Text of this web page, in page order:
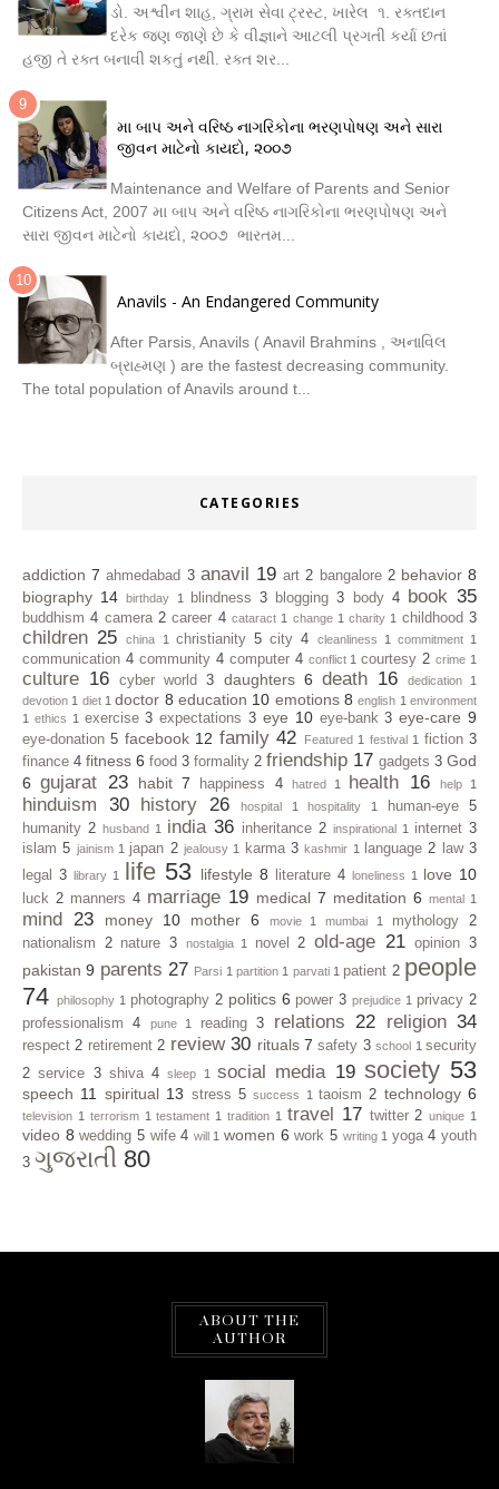
ડો. અશ્વીન શાહ, ગ્રામ સેવા ટ્રસ્ટ, ખારેલ ૧. રક્તદાન
દરેક જણ જાણે છે કે વીજ્ઞાને આટલી પ્રગતી કર્યા છતાં
હજી તે રક્ત બનાવી શકતું નથી. રક્ત શર...
મા બાપ અને વરિષ્ઠ નાગરિકોના ભરણપોષણ અને સારા
જીવન માટેનો કાયદો, ૨૦૦૭
Maintenance and Welfare of Parents and Senior
Citizens Act, 2007 મા બાપ અને વરિષ્ઠ નાગરિકોના ભરણપોષણ અને
સારા જીવન માટેનો કાયદો, ૨૦૦૭ ભારતમ...
Anavils - An Endangered Community
After Parsis, Anavils ( Anavil Brahmins , અનાવિલ
બ્રાહ્મણ ) are the fastest decreasing community.
The total population of Anavils around t...
CATEGORIES
addiction 7 ahmedabad 3 anavil 19 art 2 bangalore 2 behavior 8
biography 14 birthday 1 blindness 3 blogging 3 body 4 book 35
buddhism 4 camera 2 career 4 cataract 1 change 1 charity 1 childhood 3
children 25 china 1 christianity 5 city 4 cleanliness 1 commitment 1
communication 4 community 4 computer 4 conflict 1 courtesy 2 crime 1
culture 16 cyber world 3 daughters 6 death 16 dedication
1
devotion 1 diet 1 doctor 8 education 10 emotions 8 english 1 environment
1 ethics 1 exercise 3 expectations 3 eye 10 eye-bank 3 eye-care 9
eye-donation 5 facebook 12 family 42 Featured 1 festival 1 fiction 3
finance 4 fitness 6 food 3 formality 2 friendship 17 gadgets 3 God
6 gujarat 23 habit 7 happiness 4 hatred 1 health 16 help 1
hinduism 30 history 26 hospital 1 hospitality 1 human-eye
5
humanity 2 husband 1 india 36 inheritance 2 inspirational 1 internet 3
islam 5 jainism 1 japan 2 jealousy 1 karma 3 kashmir 1 language 2 law 3
legal
3 library 1 life 53 lifestyle 8 literature 4 loneliness 1 love 10
luck 2 manners 4 marriage 19 medical 7 meditation 6 mental 1
mind 23 money 10 mother 6 movie 1 mumbai 1 mythology
2
nationalism
2 nature 3 nostalgia 1 novel 2 old-age 21 opinion 3
pakistan 9 parents 27 Parsi 1 partition 1 parvati 1 patient 2 people
74 philosophy 1 photography 2 politics 6 power 3 prejudice 1 privacy 2
professionalism
4 pune 1 reading 3 relations 22 religion 34
respect 2 retirement 2 review 30 rituals 7 safety 3 school 1 security
2 service 3 shiva 4 sleep 1 social media 19 society 53
speech 11 spiritual 13 stress 5 success 1 taoism 2 technology 6
television 1 terrorism 1 testament 1 tradition 1 travel 17 twitter 2 unique 1
video 8 wedding 5 wife 4 will 1 women 6 work 5 writing 1 yoga 4 youth
3 ગુજરાતી 80
ABOUT THE
AUTHOR